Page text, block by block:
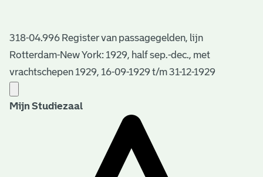
318-04.996 Register van passagegelden, lijn
Rotterdam-New York: 1929, half sep.-dec., met
vrachtschepen 1929, 16-09-1929 t/m 31-12-1929
Mijn Studiezaal